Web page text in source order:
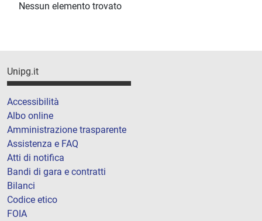
Nessun elemento trovato
Unipg.it
Accessibilità
Albo online
Amministrazione trasparente
Assistenza e FAQ
Atti di notifica
Bandi di gara e contratti
Bilanci
Codice etico
FOIA